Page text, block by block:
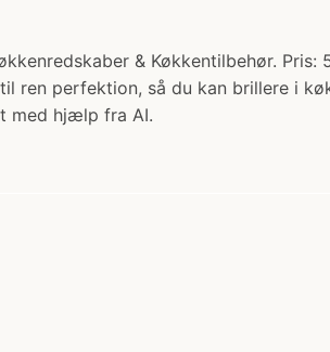
& Køkkentilbehør.
ren perfektion, så du kan brillere i
med hjælp fra AI.